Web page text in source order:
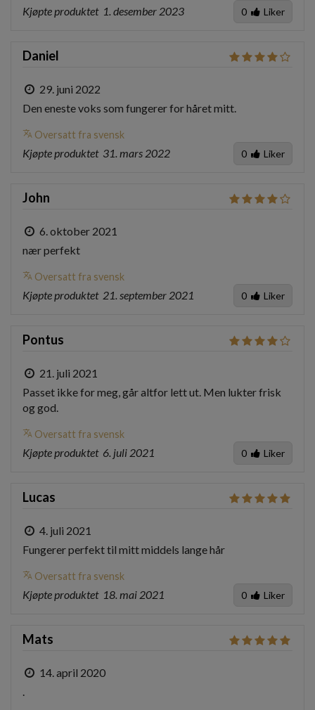
Kjøpte produktet 1. desember 2023 0 Liker
Daniel
29. juni 2022
Den eneste voks som fungerer for håret mitt.
translate Oversatt fra svensk
Kjøpte produktet 31. mars 2022 0 Liker
John
6. oktober 2021
nær perfekt
translate Oversatt fra svensk
Kjøpte produktet 21. september 2021 0 Liker
Pontus
21. juli 2021
Passet ikke for meg, går altfor lett ut. Men lukter frisk
og god.
translate Oversatt fra svensk
Kjøpte produktet 6. juli 2021 0 Liker
Lucas
4. juli 2021
Fungerer perfekt til mitt middels lange hår
translate Oversatt fra svensk
Kjøpte produktet 18. mai 2021 0 Liker
Mats
14. april 2020
.